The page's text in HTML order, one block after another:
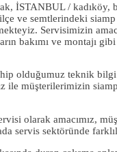
İSTANBUL / kadıköy,
ve semtlerindeki
Servisimizin
bakımı ve montajı
olduğumuz teknik
ile müşterilerimizin
olarak amacımız,
servis sektöründe